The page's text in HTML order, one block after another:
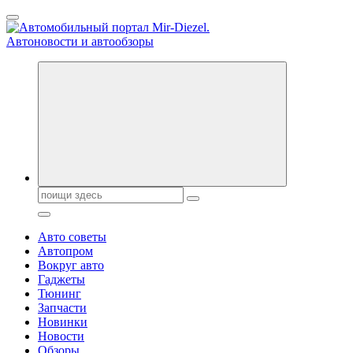
Перейти
к
содержанию
Справочник автомобилиста. Обзор новинок популярных
Поиск:
Авто советы
Автопром
Вокруг авто
Гаджеты
Тюнинг
Запчасти
Новинки
Новости
Обзоры